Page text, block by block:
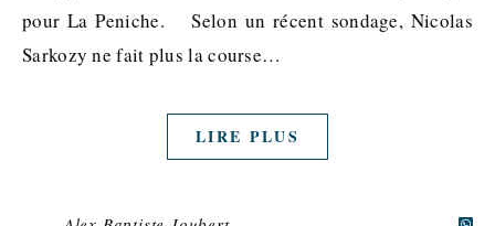
pour La Peniche. Selon un récent sondage, Nicolas
Sarkozy ne fait plus la course…
LIRE PLUS